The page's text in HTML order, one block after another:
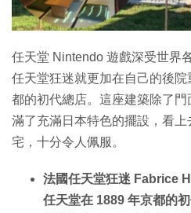
任天堂 Nintendo 遊戲深受世界
任天堂狂迷就更加在自己的後
都的初代總店。這座建築除了
滿了充滿日本特色的擺設，看
宅，十分令人佩服。
法國任天堂狂迷 Fabrice
任天堂在 1889 年京都的